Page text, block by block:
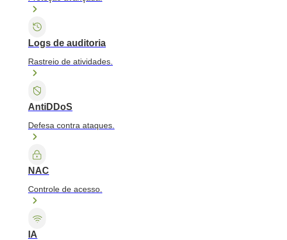
Logs de auditoria
Rastreio de atividades.
AntiDDoS
Defesa contra ataques.
NAC
Controle de acesso.
IA